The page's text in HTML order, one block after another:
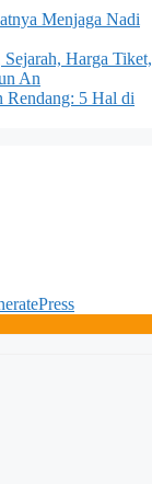
Menjaga Nadi
Harga Tiket,
An
Rendang: 5 Hal di